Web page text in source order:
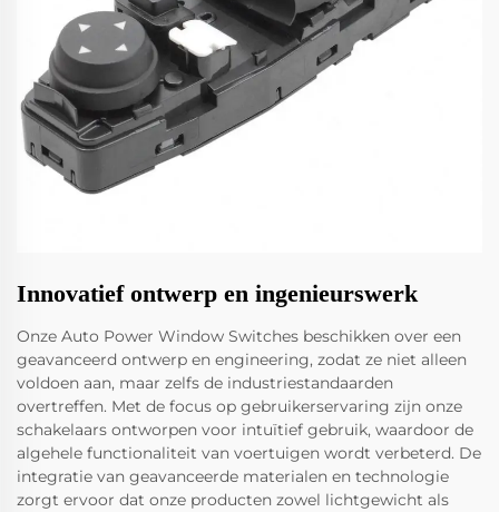
Innovatief ontwerp en ingenieurswerk
Onze Auto Power Window Switches beschikken over een
geavanceerd ontwerp en engineering, zodat ze niet alleen
voldoen aan, maar zelfs de industriestandaarden
overtreffen. Met de focus op gebruikerservaring zijn onze
schakelaars ontworpen voor intuïtief gebruik, waardoor de
algehele functionaliteit van voertuigen wordt verbeterd. De
integratie van geavanceerde materialen en technologie
zorgt ervoor dat onze producten zowel lichtgewicht als